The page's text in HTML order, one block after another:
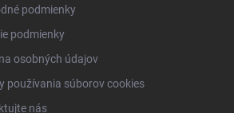
podmienky
podmienky
osobných údajov
používania súborov cookies
nás